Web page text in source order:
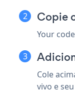
Copie
Your
Cole
vivo e